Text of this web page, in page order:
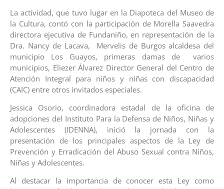
La actividad, que tuvo lugar en la Diapoteca del Museo de
la Cultura, contó con la participación de Morella Saavedra
directora ejecutiva de Fundaniño, en representación de la
Dra. Nancy de Lacava, Mervelis de Burgos alcaldesa del
municipio Los Guayos, primeras damas de varios
municipios, Eliezer Álvarez Director General del Centro de
Atención Integral para niños y niñas con discapacidad
(CAIC) entre otros invitados especiales.
Jessica Osorio, coordinadora estadal de la oficina de
adopciones del Instituto Para la Defensa de Niños, Niñas y
Adolescentes (IDENNA), inició la jornada con la
presentación de los principales aspectos de la Ley de
Prevención y Erradicación del Abuso Sexual contra Niños,
Niñas y Adolescentes.
Al destacar la importancia de conocer esta Ley como